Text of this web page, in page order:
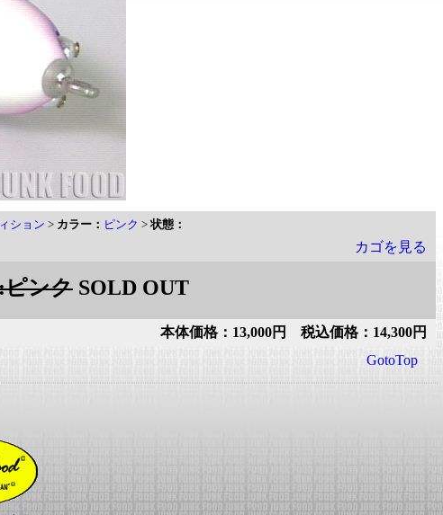
ション > カラー： ピンク >状態：
カゴを見る
ピンク SOLD OUT
本体価格：13,000円 税込価格：14,300円
GotoTop